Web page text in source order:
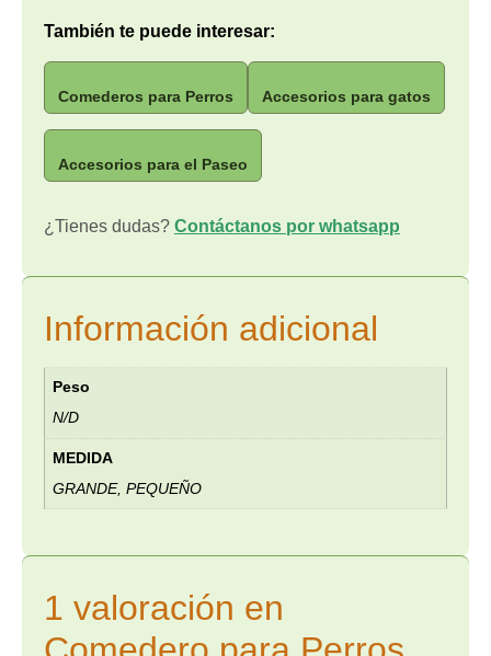
También te puede interesar:
Comederos para Perros Accesorios para gatos
Accesorios para el Paseo
¿Tienes dudas? Contáctanos por whatsapp
Información adicional
Peso
N/D
MEDIDA
GRANDE, PEQUEÑO
1 valoración en